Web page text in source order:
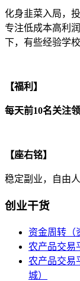
化身韭菜入局，
专注低成本高利
下，有些经验学
【福利】
每天前10名关注
【座右铭】
稳定副业，自由
创业干货
资金周转（
农产品交易
农产品交易
城）